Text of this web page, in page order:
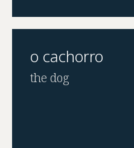
o cachorro
the dog